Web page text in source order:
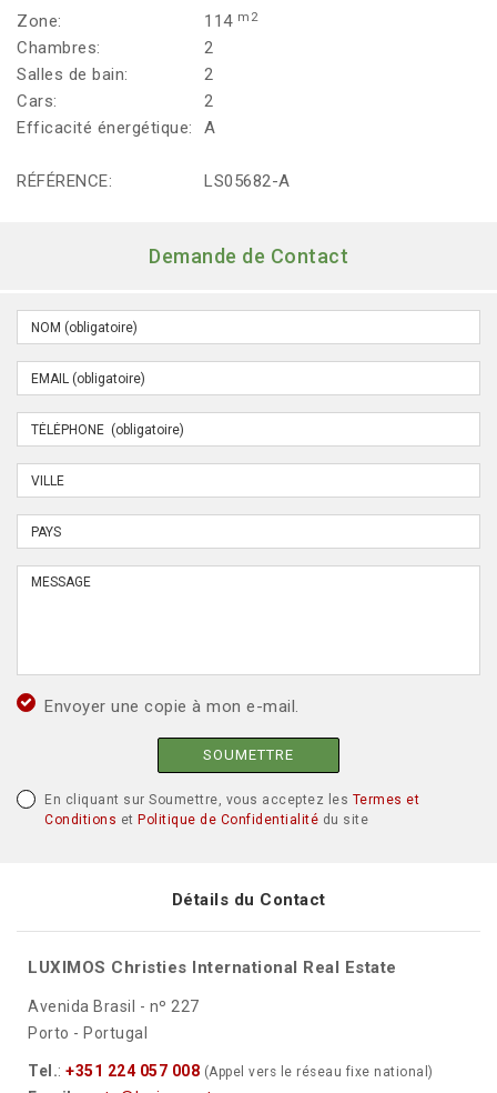
Zone:
114 m2
Chambres:
2
Salles de bain:
2
Cars:
2
Efficacité énergétique:
A
RÉFÉRENCE: LS05682-A
Demande de Contact
Envoyer une copie à mon e-mail.
SOUMETTRE
En cliquant sur Soumettre, vous acceptez les Termes et
Conditions et Politique de Confidentialité du site
Détails du Contact
LUXIMOS Christies International Real Estate
Avenida Brasil - nº 227
Porto - Portugal
Tel.: +351 224 057 008 (Appel vers le réseau fixe national)